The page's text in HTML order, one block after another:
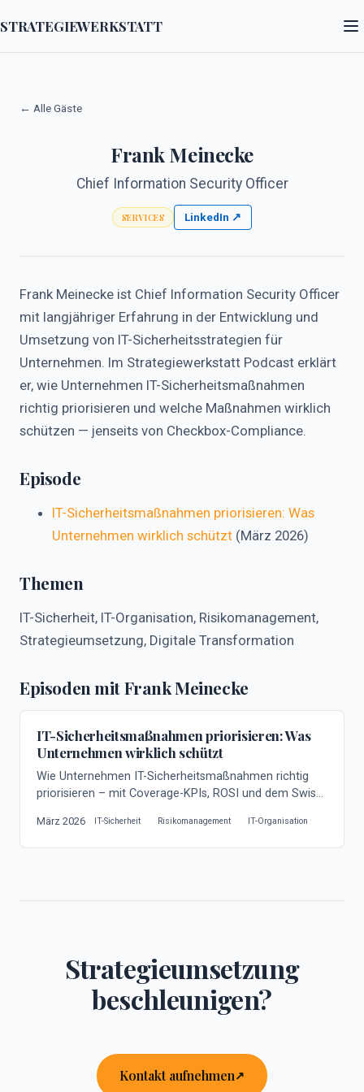
STRATEGIEWERKSTATT
← Alle Gäste
Frank Meinecke
Chief Information Security Officer
SERVICES LinkedIn ↗
Frank Meinecke ist Chief Information Security Officer
mit langjähriger Erfahrung in der Entwicklung und
Umsetzung von IT-Sicherheitsstrategien für
Unternehmen. Im Strategiewerkstatt Podcast erklärt
er, wie Unternehmen IT-Sicherheitsmaßnahmen
richtig priorisieren und welche Maßnahmen wirklich
schützen — jenseits von Checkbox-Compliance.
Episode
IT-Sicherheitsmaßnahmen priorisieren: Was
Unternehmen wirklich schützt (März 2026)
Themen
IT-Sicherheit, IT-Organisation, Risikomanagement,
Strategieumsetzung, Digitale Transformation
Episoden mit Frank Meinecke
IT-Sicherheitsmaßnahmen priorisieren: Was
Unternehmen wirklich schützt
Wie Unternehmen IT-Sicherheitsmaßnahmen richtig
priorisieren – mit Coverage-KPIs, ROSI und dem Swiss
März 2026 IT-Sicherheit Risikomanagement IT-Organisation
Strategieumsetzung
beschleunigen?
Kontakt aufnehmen